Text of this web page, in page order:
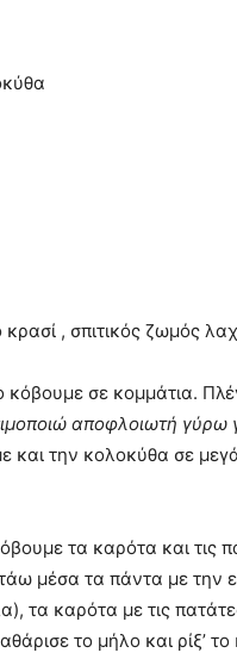
κρασί , σπιτικός ζωμός
κόβουμε σε κομμάτια.
αποφλοιωτή γύρω
και την κολοκύθα σε
τα καρότα και τις
μέσα τα πάντα με την
τα καρότα με τις
το μήλο και ρίξ’